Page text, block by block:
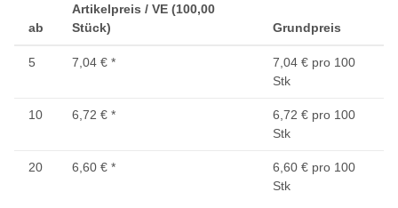
ab
Artikelpreis / VE (100,00
Stück)
Grundpreis
5 7,04 € *
7,04 € pro 100
Stk
10 6,72 € *
6,72 € pro 100
Stk
20 6,60 € *
6,60 € pro 100
Stk